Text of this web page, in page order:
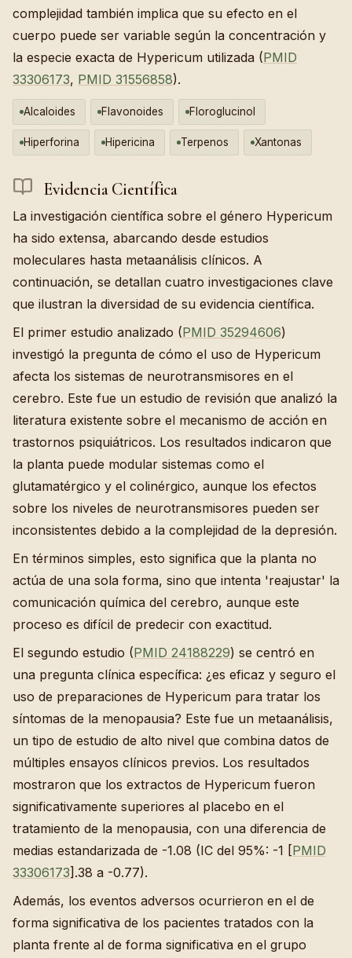
complejidad también implica que su efecto en el
cuerpo puede ser variable según la concentración y
la especie exacta de Hypericum utilizada (PMID
33306173, PMID 31556858).
Alcaloides Flavonoides Floroglucinol
Hiperforina Hipericina Terpenos Xantonas
Evidencia Científica
La investigación científica sobre el género Hypericum
ha sido extensa, abarcando desde estudios
moleculares hasta metaanálisis clínicos. A
continuación, se detallan cuatro investigaciones clave
que ilustran la diversidad de su evidencia científica.
El primer estudio analizado (PMID 35294606)
investigó la pregunta de cómo el uso de Hypericum
afecta los sistemas de neurotransmisores en el
cerebro. Este fue un estudio de revisión que analizó la
literatura existente sobre el mecanismo de acción en
trastornos psiquiátricos. Los resultados indicaron que
la planta puede modular sistemas como el
glutamatérgico y el colinérgico, aunque los efectos
sobre los niveles de neurotransmisores pueden ser
inconsistentes debido a la complejidad de la depresión.
En términos simples, esto significa que la planta no
actúa de una sola forma, sino que intenta 'reajustar' la
comunicación química del cerebro, aunque este
proceso es difícil de predecir con exactitud.
El segundo estudio (PMID 24188229) se centró en
una pregunta clínica específica: ¿es eficaz y seguro el
uso de preparaciones de Hypericum para tratar los
síntomas de la menopausia? Este fue un metaanálisis,
un tipo de estudio de alto nivel que combina datos de
múltiples ensayos clínicos previos. Los resultados
mostraron que los extractos de Hypericum fueron
significativamente superiores al placebo en el
tratamiento de la menopausia, con una diferencia de
medias estandarizada de -1.08 (IC del 95%: -1 [PMID
33306173].38 a -0.77).
Además, los eventos adversos ocurrieron en el de
forma significativa de los pacientes tratados con la
planta frente al de forma significativa en el grupo